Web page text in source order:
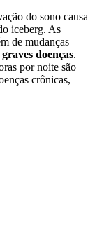
do sono causa
iceberg. As
de mudanças
doenças.
por noite são
crônicas,